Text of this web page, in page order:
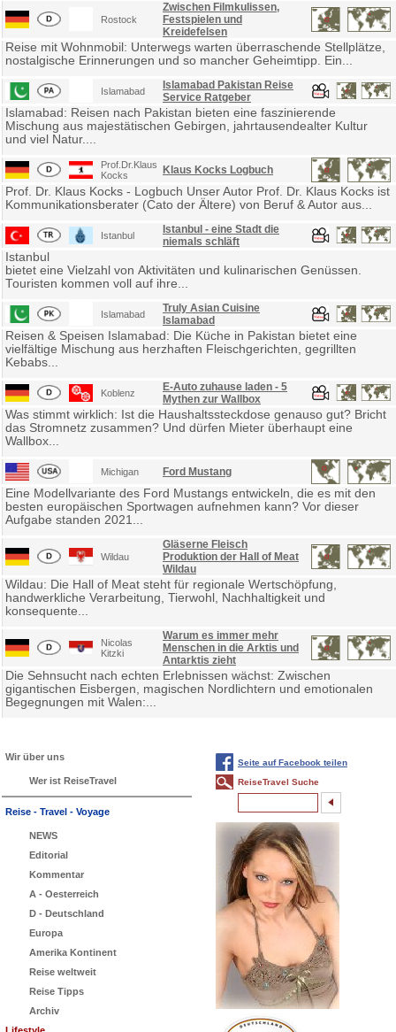
Rostock
Zwischen Filmkulissen,
Festspielen und
Kreidefelsen
Reise mit Wohnmobil: Unterwegs warten überraschende Stellplätze,
nostalgische Erinnerungen und so mancher Geheimtipp. Ein...
Islamabad
Islamabad Pakistan Reise
Service Ratgeber
Islamabad: Reisen nach Pakistan bieten eine faszinierende
Mischung aus majestätischen Gebirgen, jahrtausendealter Kultur
und viel Natur....
Prof.Dr.Klaus
Kocks
Klaus Kocks Logbuch
Prof. Dr. Klaus Kocks - Logbuch Unser Autor Prof. Dr. Klaus Kocks ist
Kommunikationsberater (Cato der Ältere) von Beruf & Autor aus...
Istanbul
Istanbul - eine Stadt die
niemals schläft
Istanbul
bietet eine Vielzahl von Aktivitäten und kulinarischen Genüssen.
Touristen kommen voll auf ihre...
Islamabad
Truly Asian Cuisine
Islamabad
Reisen & Speisen Islamabad: Die Küche in Pakistan bietet eine
vielfältige Mischung aus herzhaften Fleischgerichten, gegrillten
Kebabs...
Koblenz
E-Auto zuhause laden - 5
Mythen zur Wallbox
Was stimmt wirklich: Ist die Haushaltssteckdose genauso gut? Bricht
das Stromnetz zusammen? Und dürfen Mieter überhaupt eine
Wallbox...
Michigan Ford Mustang
Eine Modellvariante des Ford Mustangs entwickeln, die es mit den
besten europäischen Sportwagen aufnehmen kann? Vor dieser
Aufgabe standen 2021...
Wildau
Gläserne Fleisch
Produktion der Hall of Meat
Wildau
Wildau: Die Hall of Meat steht für regionale Wertschöpfung,
handwerkliche Verarbeitung, Tierwohl, Nachhaltigkeit und
konsequente...
Nicolas
Kitzki
Warum es immer mehr
Menschen in die Arktis und
Antarktis zieht
Die Sehnsucht nach echten Erlebnissen wächst: Zwischen
gigantischen Eisbergen, magischen Nordlichtern und emotionalen
Begegnungen mit Walen:...
Wir über uns
Wer ist ReiseTravel
Reise - Travel - Voyage
NEWS
Editorial
Kommentar
A - Oesterreich
D - Deutschland
Europa
Amerika Kontinent
Reise weltweit
Reise Tipps
Archiv
Seite auf Facebook teilen
ReiseTravel Suche